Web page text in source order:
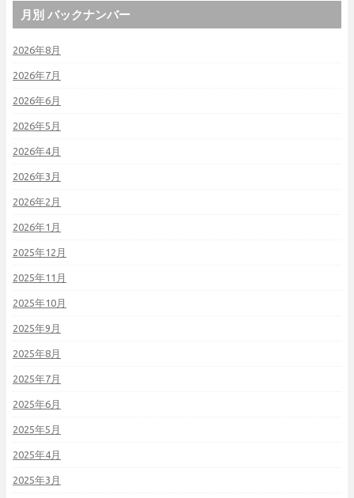
月別 バックナンバー
2026年8月
2026年7月
2026年6月
2026年5月
2026年4月
2026年3月
2026年2月
2026年1月
2025年12月
2025年11月
2025年10月
2025年9月
2025年8月
2025年7月
2025年6月
2025年5月
2025年4月
2025年3月